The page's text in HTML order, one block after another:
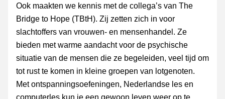
Ook maakten we kennis met de collega’s van The
Bridge to Hope (TBtH). Zij zetten zich in voor
slachtoffers van vrouwen- en mensenhandel. Ze
bieden met warme aandacht voor de psychische
situatie van de mensen die ze begeleiden, veel tijd om
tot rust te komen in kleine groepen van lotgenoten.
Met ontspanningsoefeningen, Nederlandse les en
computerles kun je een gewoon leven weer op te